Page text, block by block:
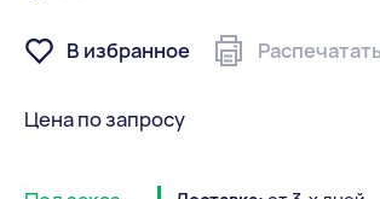
В избранное
Цена по запросу